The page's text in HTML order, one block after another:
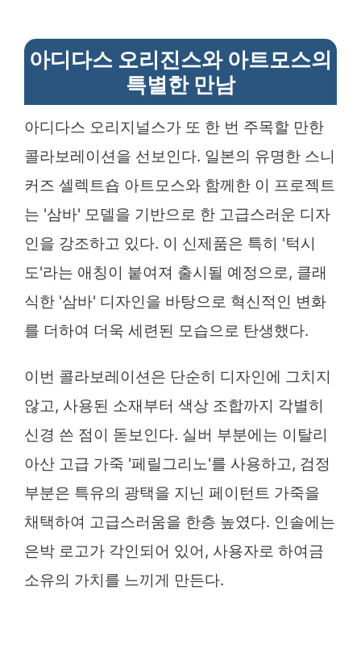
아디다스 오리진스와 아트모스의
특별한 만남
아디다스 오리지널스가 또 한 번 주목할 만한
콜라보레이션을 선보인다. 일본의 유명한 스니
커즈 셀렉트숍 아트모스와 함께한 이 프로젝트
는 '삼바' 모델을 기반으로 한 고급스러운 디자
인을 강조하고 있다. 이 신제품은 특히 '턱시
도'라는 애칭이 붙여져 출시될 예정으로, 클래
식한 '삼바' 디자인을 바탕으로 혁신적인 변화
를 더하여 더욱 세련된 모습으로 탄생했다.
이번 콜라보레이션은 단순히 디자인에 그치지
않고, 사용된 소재부터 색상 조합까지 각별히
신경 쓴 점이 돋보인다. 실버 부분에는 이탈리
아산 고급 가죽 '페릴그리노'를 사용하고, 검정
부분은 특유의 광택을 지닌 페이턴트 가죽을
채택하여 고급스러움을 한층 높였다. 인솔에는
은박 로고가 각인되어 있어, 사용자로 하여금
소유의 가치를 느끼게 만든다.